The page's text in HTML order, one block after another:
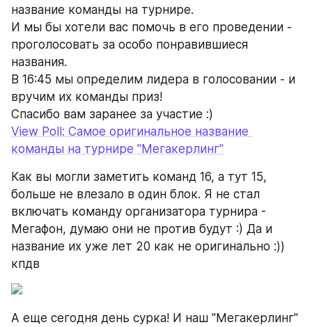
название команды на турнире.
И мы бы хотели вас помочь в его проведении -
проголосовать за особо понравившиеся
названия.
В 16:45 мы определим лидера в голосовании - и
вручим их команды приз!
Спасибо вам заранее за участие :)
View Poll: Самое оригинальное название
команды на турнире "Мегакерлинг"
Как вы могли заметить команд 16, а тут 15,
больше не влезало в один блок. Я не стал
включать команду организатора турнира -
Мегафон, думаю они не против будут :) Да и
название их уже лет 20 как не оригинально :))
кпдв
А еще сегодня день сурка! И наш "Мегакерлинг"